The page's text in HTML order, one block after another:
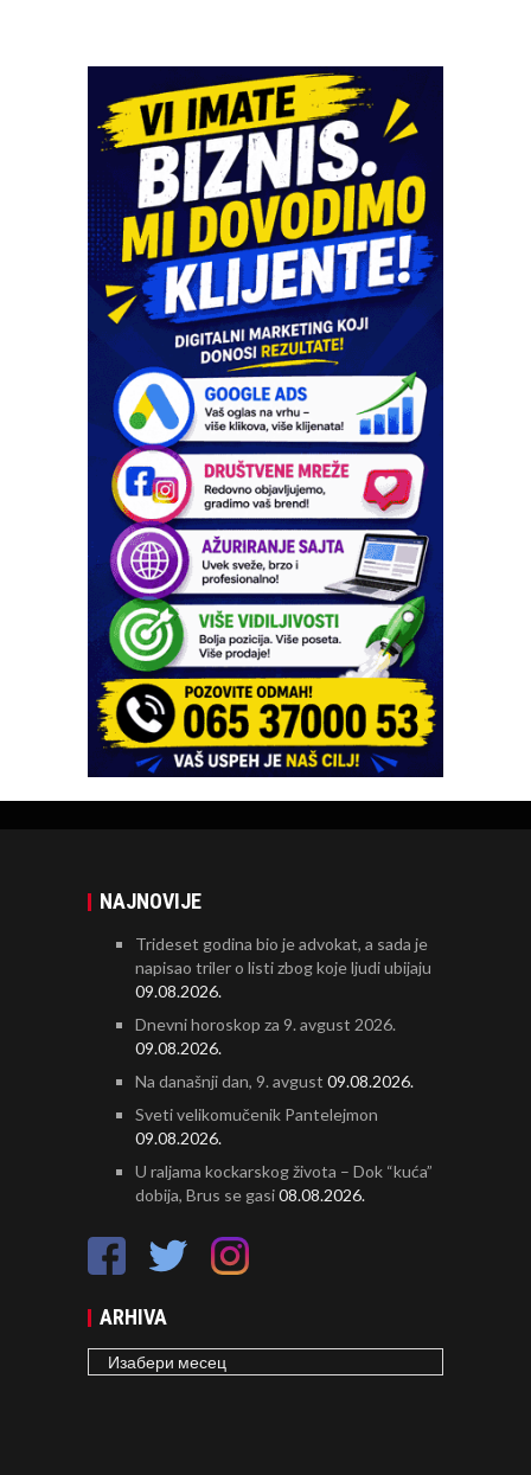
NAJNOVIJE
Trideset godina bio je advokat, a sada je
napisao triler o listi zbog koje ljudi ubijaju
09.08.2026.
Dnevni horoskop za 9. avgust 2026.
09.08.2026.
Na današnji dan, 9. avgust 09.08.2026.
Sveti velikomučenik Pantelejmon
09.08.2026.
U raljama kockarskog života – Dok “kuća”
dobija, Brus se gasi08.08.2026.
ARHIVA
ARHIVA